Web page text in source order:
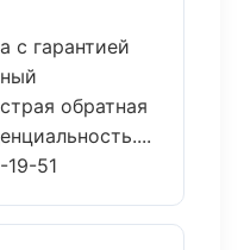
с гарантией
обратная
51